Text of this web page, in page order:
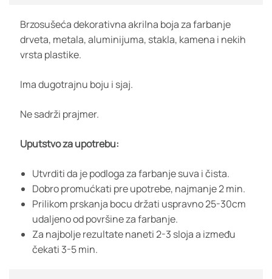
Brzosušeća dekorativna akrilna boja za farbanje
drveta, metala, aluminijuma, stakla, kamena i nekih
vrsta plastike.
Ima dugotrajnu boju i sjaj.
Ne sadrži prajmer.
Uputstvo za upotrebu:
Utvrditi da je podloga za farbanje suva i čista.
Dobro promućkati pre upotrebe, najmanje 2 min.
Prilikom prskanja bocu držati uspravno 25-30cm
udaljeno od površine za farbanje.
Za najbolje rezultate naneti 2-3 sloja a između
čekati 3-5 min.